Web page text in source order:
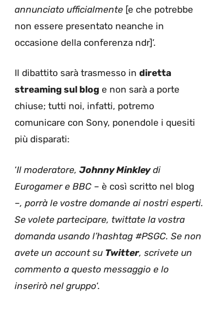
annunciato ufficialmente [e che potrebbe
non essere presentato neanche in
occasione della conferenza ndr]’.
Il dibattito sarà trasmesso in diretta
streaming sul blog e non sarà a porte
chiuse; tutti noi, infatti, potremo
comunicare con Sony, ponendole i quesiti
più disparati:
‘Il moderatore, Johnny Minkleydi
Eurogamer e BBC – è così scritto nel blog
–, porrà le vostre domande ai nostri esperti.
Se volete partecipare, twittate la vostra
domanda usando l’hashtag #PSGC. Se non
avete un account su Twitter, scrivete un
commento a questo messaggio e lo
inserirò nel gruppo‘.